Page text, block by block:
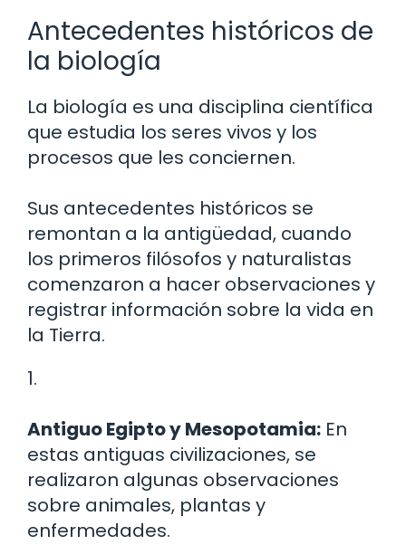
Antecedentes históricos de
la biología
La biología es una disciplina científica
que estudia los seres vivos y los
procesos que les conciernen.
Sus antecedentes históricos se
remontan a la antigüedad, cuando
los primeros filósofos y naturalistas
comenzaron a hacer observaciones y
registrar información sobre la vida en
la Tierra.
1.
Antiguo Egipto y Mesopotamia: En
estas antiguas civilizaciones, se
realizaron algunas observaciones
sobre animales, plantas y
enfermedades.